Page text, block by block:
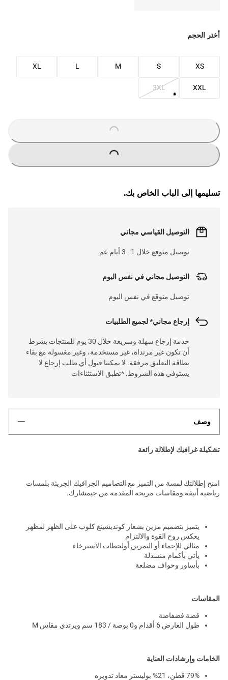
أختر الحجم
XS
S
M
L
XL
XXL
3XL
L
.
L
.
تسليمها إلى الباب الخاص بك.
التوصيل القياسي مجاني
توصيل متوقع خلال 1 - 3 أيام عم
التوصيل مجاني في نفس اليوم
توصيل متوقع في نفس اليوم
إرجاع مجاني* لجميع الطلبيات
خدمة إرجاع سهلة وسريعة خلال 30 يوم للمنتجات بشرط
أن تكون غير مرتداة، غير مستخدمة، وغير مغسولة مع بقاء
بطاقة التعليق مرفقة. لا يمكننا قبول أي طلب إرجاع لا
يستوفي هذه الشروط. *تطبق الاستثناءات
وصف
تشكيلة غرافيك لإطلالة رائعة
امنح إطلالتك لمسة من التميز مع التصاميم الجرافيك الجريئة بلمسات
رياضية أنيقة ومقاسات مريحة المقدمة من جيمشارك.
يتميز بتصميم مزين بشعار كونديشينغ كلوب على الظهر لمظهر
يعكس روح القوة والالتزام
مثالي للإحماء أو التمرين أولحظات الاسترخاء
يأتي بأكمام منسدلة
بأساور وحواف مضلعة
المقاسات
قصة فضفاضة
طول العارض 6 أقدام و0 بوصة / 183 سم ويرتدي مقاس M
الخامات وإرشادات العناية
79% قطن، 21% بوليستر معاد تدويره